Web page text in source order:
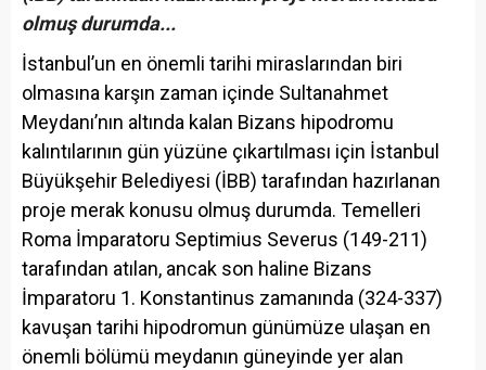
olmuş durumda...
İstanbul’un en önemli tarihi miraslarından biri
olmasına karşın zaman içinde Sultanahmet
Meydanı’nın altında kalan Bizans hipodromu
kalıntılarının gün yüzüne çıkartılması için İstanbul
Büyükşehir Belediyesi (İBB) tarafından hazırlanan
proje merak konusu olmuş durumda. Temelleri
Roma İmparatoru Septimius Severus (149-211)
tarafından atılan, ancak son haline Bizans
İmparatoru 1. Konstantinus zamanında (324-337)
kavuşan tarihi hipodromun günümüze ulaşan en
önemli bölümü meydanın güneyinde yer alan